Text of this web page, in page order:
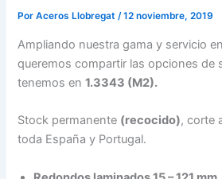
PorAceros Llobregat/12 noviembre, 2019
Ampliando nuestra gama y servicio
queremos compartir las opciones de
tenemos en1.3343 (M2).
Stock permanente (recocido), corte
toda España y Portugal.